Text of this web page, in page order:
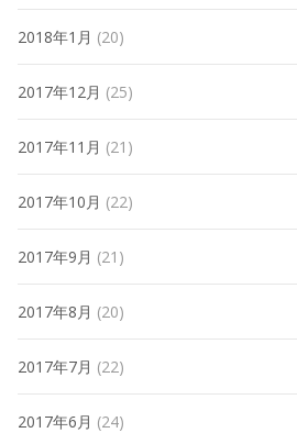
2018年1月 (20)
2017年12月 (25)
2017年11月 (21)
2017年10月 (22)
2017年9月 (21)
2017年8月 (20)
2017年7月 (22)
2017年6月 (24)